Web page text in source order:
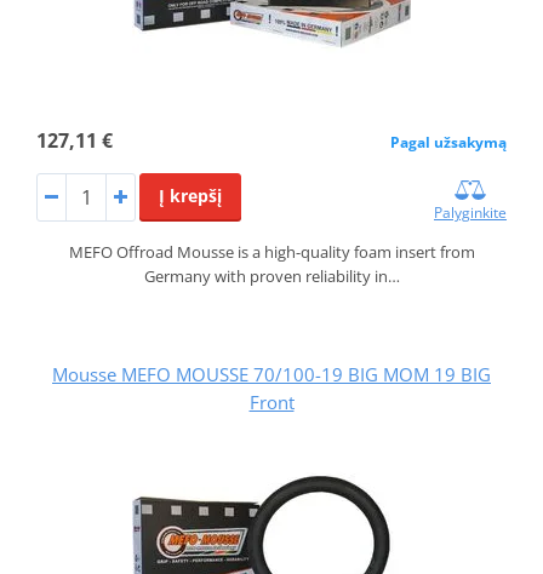
127,11 € Pagal užsakymą
Į krepšį
Palyginkite
MEFO Offroad Mousse is a high-quality foam insert from
Germany with proven reliability in…
Mousse MEFO MOUSSE 70/100-19 BIG MOM 19 BIG
Front